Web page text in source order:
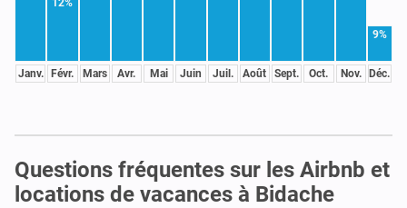
Janv. Févr. Mars Avr. Mai Juin Juil. Août Sept. Oct. Nov.
9%
Déc.
Questions fréquentes sur les Airbnb et
locations de vacances à Bidache